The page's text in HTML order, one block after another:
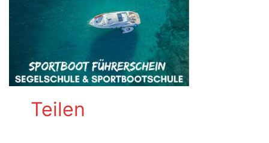
Teilen